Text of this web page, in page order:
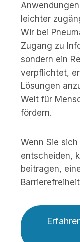
leichter
Wir bei
Zugang zu
sondern ein
verpflichtet,
Lösungen
Welt für
fördern.
Wenn Sie
entscheiden,
beitragen,